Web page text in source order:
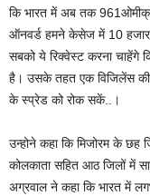
कि भारत में अब तक
ऑनवर्ड हमने केसेज में 10
सबको ये रिक्‍वेस्‍ट करना चाहेंगे
है। उसके तहत एक विजिलेंस
के स्‍प्रेड को रोक सकें..।
उन्होने कहा कि मिजोरम के
कोलकाता सहित आठ जिलों में
अग्रवाल ने कहा कि भारत में